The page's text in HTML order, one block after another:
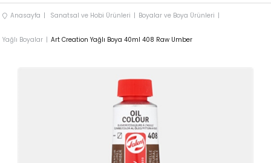
Anasayfa Sanatsal ve Hobi Ürünleri Boyalar ve Boya Ürünleri
Yağlı Boyalar Art Creation Yağlı Boya 40ml 408 Raw Umber